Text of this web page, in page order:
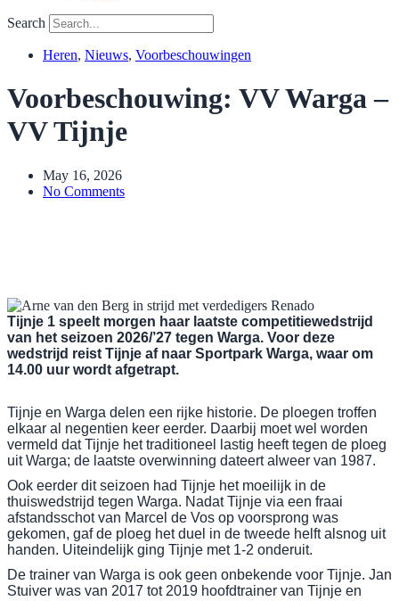
Search
Heren, Nieuws, Voorbeschouwingen
Voorbeschouwing: VV Warga –
VV Tijnje
May 16, 2026
No Comments
Tijnje 1 speelt morgen haar laatste competitiewedstrijd
van het seizoen 2026/’27 tegen Warga. Voor deze
wedstrijd reist Tijnje af naar Sportpark Warga, waar om
14.00 uur wordt afgetrapt.
Tijnje en Warga delen een rijke historie. De ploegen troffen
elkaar al negentien keer eerder. Daarbij moet wel worden
vermeld dat Tijnje het traditioneel lastig heeft tegen de ploeg
uit Warga; de laatste overwinning dateert alweer van 1987.
Ook eerder dit seizoen had Tijnje het moeilijk in de
thuiswedstrijd tegen Warga. Nadat Tijnje via een fraai
afstandsschot van Marcel de Vos op voorsprong was
gekomen, gaf de ploeg het duel in de tweede helft alsnog uit
handen. Uiteindelijk ging Tijnje met 1-2 onderuit.
De trainer van Warga is ook geen onbekende voor Tijnje. Jan
Stuiver was van 2017 tot 2019 hoofdtrainer van Tijnje en